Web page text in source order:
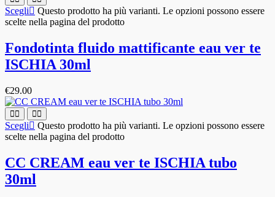
Scegli
Questo prodotto ha più varianti. Le opzioni possono essere
scelte nella pagina del prodotto
Fondotinta fluido mattificante eau ver te
ISCHIA 30ml
€29.00
Scegli
Questo prodotto ha più varianti. Le opzioni possono essere
scelte nella pagina del prodotto
CC CREAM eau ver te ISCHIA tubo
30ml